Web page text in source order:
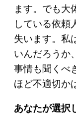
ます。でも大
している依頼
失います。私
いんだろうか
事情も聞くべ
ほど不適切か
あなたが選択